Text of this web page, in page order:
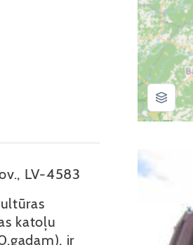
LV-4583
katoļu
ir